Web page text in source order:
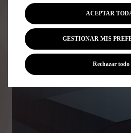
aire). Recubierto y arrugado a
experiencia de los técnicos y
Automobiles.
GESTIONAR MIS
ACEPTAR
Rechazar todo